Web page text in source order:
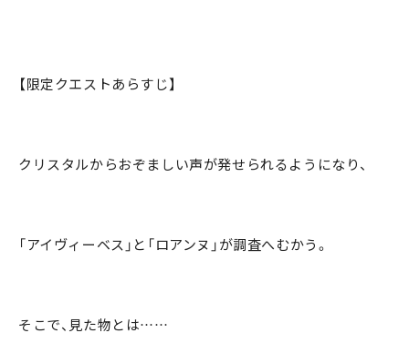
【限定クエストあらすじ】
クリスタルからおぞましい声が発せられるようになり、
「アイヴィーベス」と「ロアンヌ」が調査へむかう。
そこで、見た物とは……